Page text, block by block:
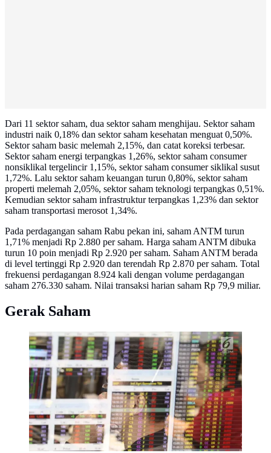
Dari 11 sektor saham, dua sektor saham menghijau. Sektor saham
industri naik 0,18% dan sektor saham kesehatan menguat 0,50%.
Sektor saham basic melemah 2,15%, dan catat koreksi terbesar.
Sektor saham energi terpangkas 1,26%, sektor saham consumer
nonsiklikal tergelincir 1,15%, sektor saham consumer siklikal susut
1,72%. Lalu sektor saham keuangan turun 0,80%, sektor saham
properti melemah 2,05%, sektor saham teknologi terpangkas 0,51%.
Kemudian sektor saham infrastruktur terpangkas 1,23% dan sektor
saham transportasi merosot 1,34%.
Pada perdagangan saham Rabu pekan ini, saham ANTM turun
1,71% menjadi Rp 2.880 per saham. Harga saham ANTM dibuka
turun 10 poin menjadi Rp 2.920 per saham. Saham ANTM berada
di level tertinggi Rp 2.920 dan terendah Rp 2.870 per saham. Total
frekuensi perdagangan 8.924 kali dengan volume perdagangan
saham 276.330 saham. Nilai transaksi harian saham Rp 79,9 miliar.
Gerak Saham
Pekerja mengamati pergerakan Indeks Harga Saham
Gabungan (IHSG) di salah satu perusahaan Sekuritas,
Jakarta. (Liputan6.com/Angga Yuniar)